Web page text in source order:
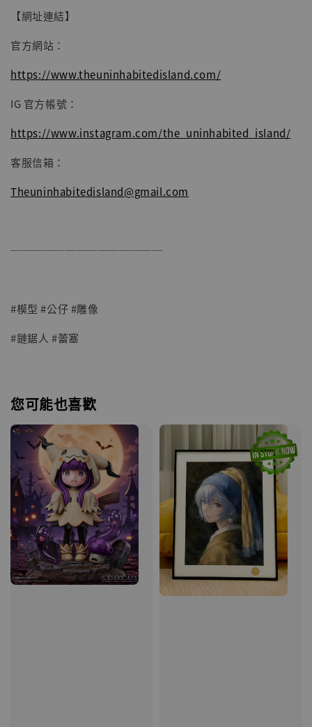
【網址連結】
官方網站：
https://www.theuninhabitedisland.com/
IG 官方帳號：
https://www.instagram.com/the_uninhabited_island/
客服信箱：
Theuninhabitedisland@gmail.com
──────────────
#模型 #公仔 #雕像
#鏈鋸人 #蕾塞
您可能也喜歡